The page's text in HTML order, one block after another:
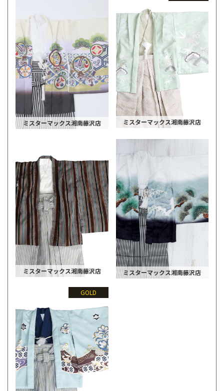
ミスターマックス湘南藤沢店 ミスターマックス湘南藤沢店
ミスターマックス湘南藤沢店 ミスターマックス湘南藤沢店
GOLD